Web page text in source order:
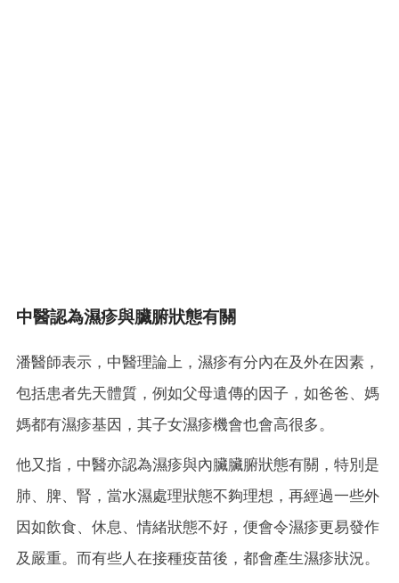
中醫認為濕疹與臟腑狀態有關
潘醫師表示，中醫理論上，濕疹有分內在及外在因素，
包括患者先天體質，例如父母遺傳的因子，如爸爸、媽
媽都有濕疹基因，其子女濕疹機會也會高很多。
他又指，中醫亦認為濕疹與內臟臟腑狀態有關，特別是
肺、脾、腎，當水濕處理狀態不夠理想，再經過一些外
因如飲食、休息、情緒狀態不好，便會令濕疹更易發作
及嚴重。而有些人在接種疫苗後，都會產生濕疹狀況。